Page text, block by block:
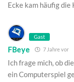
Ecke kam häufig
Gast
FBeye 7 Jahre vor
Ich frage mich, ob
ein Computerspiel